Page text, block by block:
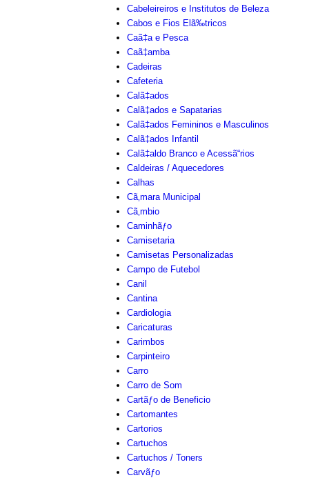
Cabeleireiros e Institutos de Beleza
Cabos e Fios Elã‰tricos
Caã‡a e Pesca
Caã‡amba
Cadeiras
Cafeteria
Calã‡ados
Calã‡ados e Sapatarias
Calã‡ados Femininos e Masculinos
Calã‡ados Infantil
Calã‡aldo Branco e Acessã“rios
Caldeiras / Aquecedores
Calhas
Cã‚mara Municipal
Cã‚mbio
Caminhãƒo
Camisetaria
Camisetas Personalizadas
Campo de Futebol
Canil
Cantina
Cardiologia
Caricaturas
Carimbos
Carpinteiro
Carro
Carro de Som
Cartãƒo de Beneficio
Cartomantes
Cartorios
Cartuchos
Cartuchos / Toners
Carvãƒo